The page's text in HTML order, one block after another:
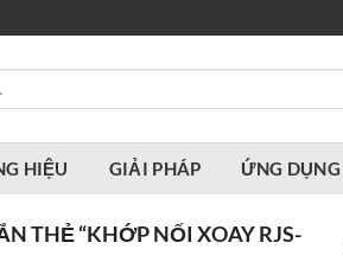
HIỆU GIẢI PHÁP ỨNG DỤNG
THẺ “KHỚP NỐI XOAY RJS-